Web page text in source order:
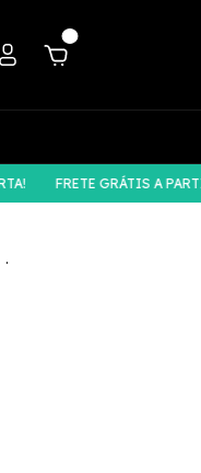
FRETE GRÁTIS A PARTIR
.